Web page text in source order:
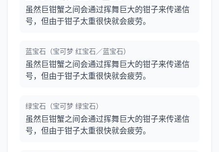
虽然巨钳蟹之间会通过挥舞巨大的钳子来传递信
号，但由于钳子太重很快就会疲劳。
蓝宝石（宝可梦 红宝石／蓝宝石）
虽然巨钳蟹之间会通过挥舞巨大的钳子来传递信
号，但由于钳子太重很快就会疲劳。
绿宝石（宝可梦 绿宝石）
虽然巨钳蟹之间会通过挥舞巨大的钳子来传递信
号，但由于钳子太重很快就会疲劳。